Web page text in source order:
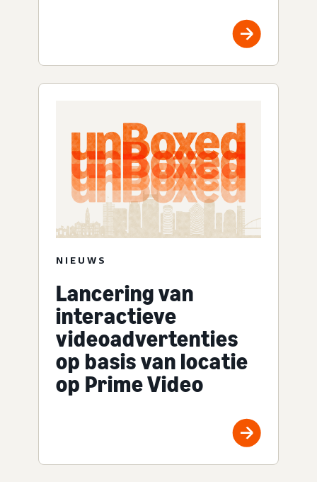
NIEUWS
Lancering van
interactieve
videoadvertenties
op basis van locatie
op Prime Video